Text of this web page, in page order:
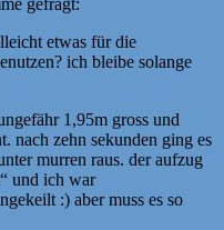
gefragt:
etwas für die
ich bleibe solange
1,95m gross und
nach zehn sekunden ging es
murren raus. der aufzug
und ich war
:) aber muss es so